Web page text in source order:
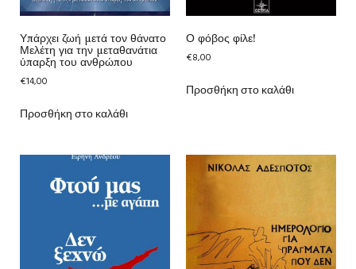
Υπάρχει ζωή μετά τον θάνατο
Μελέτη για την μεταθανάτια
ύπαρξη του ανθρώπου
€14,00
Προσθήκη στο καλάθι
Ο φόβος φίλε!
€8,00
Προσθήκη στο καλάθι